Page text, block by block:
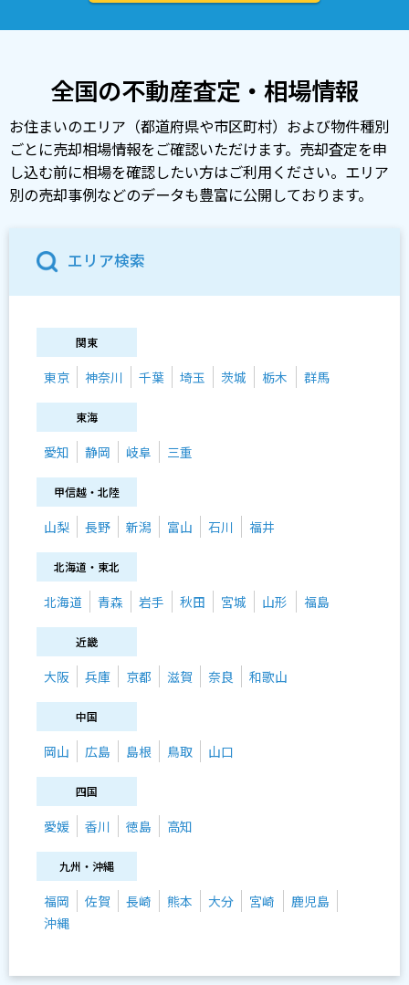
全国の不動産査定・相場情報
お住まいのエリア（都道府県や市区町村）および物件種別
ごとに売却相場情報をご確認いただけます。売却査定を申
し込む前に相場を確認したい方はご利用ください。エリア
別の売却事例などのデータも豊富に公開しております。
エリア検索
関東
東京 神奈川 千葉 埼玉 茨城 栃木 群馬
東海
愛知 静岡 岐阜 三重
甲信越・北陸
山梨 長野 新潟 富山 石川 福井
北海道・東北
北海道 青森 岩手 秋田 宮城 山形 福島
近畿
大阪 兵庫 京都 滋賀 奈良 和歌山
中国
岡山 広島 島根 鳥取 山口
四国
愛媛 香川 徳島 高知
九州・沖縄
福岡 佐賀 長崎 熊本 大分 宮崎
鹿児島
沖縄